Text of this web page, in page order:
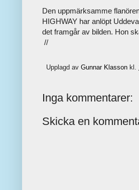
Den uppmärksamme
HIGHWAY har anlöpt
det framgår av bilden. Hon
//
Upplagd av Gunnar Klasson kl.
Inga kommentarer:
Skicka en